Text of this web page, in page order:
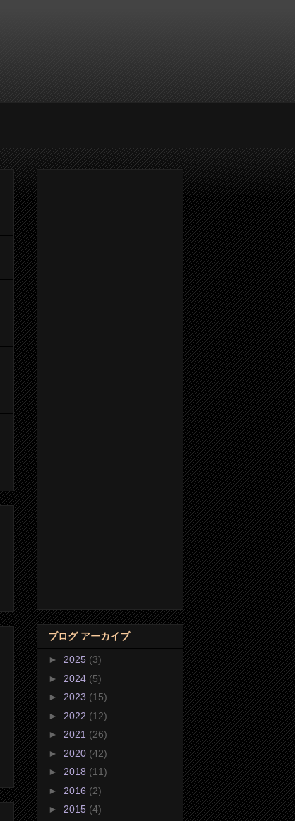
ブログ アーカイブ
► 2025 (3)
► 2024 (5)
► 2023 (15)
► 2022 (12)
► 2021 (26)
► 2020 (42)
► 2018 (11)
► 2016 (2)
► 2015 (4)